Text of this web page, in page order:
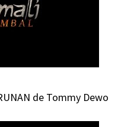
de Tommy Dewo